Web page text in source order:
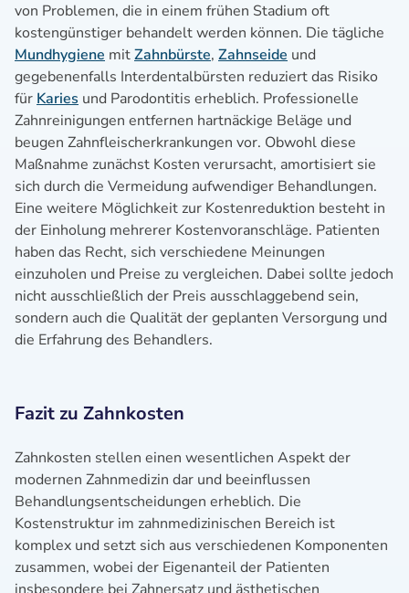
von Problemen, die in einem frühen Stadium oft
kostengünstiger behandelt werden können. Die tägliche
Mundhygiene mitZahnbürste, Zahnseide und
gegebenenfalls Interdentalbürsten reduziert das Risiko
für Karies und Parodontitis erheblich. Professionelle
Zahnreinigungen entfernen hartnäckige Beläge und
beugen Zahnfleischerkrankungen vor. Obwohl diese
Maßnahme zunächst Kosten verursacht, amortisiert sie
sich durch die Vermeidung aufwendiger Behandlungen.
Eine weitere Möglichkeit zur Kostenreduktion besteht in
der Einholung mehrerer Kostenvoranschläge. Patienten
haben das Recht, sich verschiedene Meinungen
einzuholen und Preise zu vergleichen. Dabei sollte jedoch
nicht ausschließlich der Preis ausschlaggebend sein,
sondern auch die Qualität der geplanten Versorgung und
die Erfahrung des Behandlers.
Fazit zu Zahnkosten
Zahnkosten stellen einen wesentlichen Aspekt der
modernen Zahnmedizin dar und beeinflussen
Behandlungsentscheidungen erheblich. Die
Kostenstruktur im zahnmedizinischen Bereich ist
komplex und setzt sich aus verschiedenen Komponenten
zusammen, wobei der Eigenanteil der Patienten